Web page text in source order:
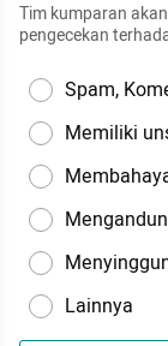
Tim kumparan
pengecekan
Spam,
Memiliki
Lainnya